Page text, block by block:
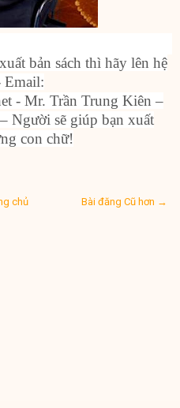
bản sách thì hãy lên hệ
Email:
- Mr. Trần Trung Kiên –
Người sẽ giúp bạn xuất
con chữ!
Bài đăng Cũ hơn →
chủ